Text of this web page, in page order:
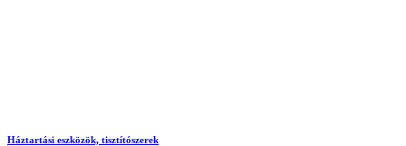
Háztartási eszközök, tisztítószerek